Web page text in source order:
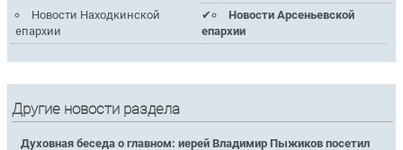
Новости Находкинской
епархии
Новости Арсеньевской
епархии
Другие новости раздела
Духовная беседа о главном: иерей Владимир Пыжиков посетил